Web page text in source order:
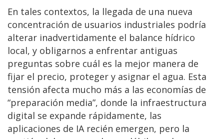
En tales contextos, la llegada de una nueva
concentración de usuarios industriales podría
alterar inadvertidamente el balance hídrico
local, y obligarnos a enfrentar antiguas
preguntas sobre cuál es la mejor manera de
fijar el precio, proteger y asignar el agua. Esta
tensión afecta mucho más a las economías de
“preparación media”, donde la infraestructura
digital se expande rápidamente, las
aplicaciones de IA recién emergen, pero la